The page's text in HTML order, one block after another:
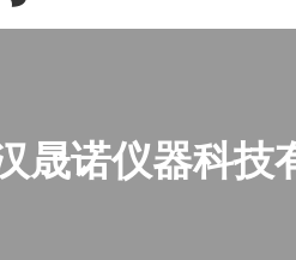
晟诺仪器科技